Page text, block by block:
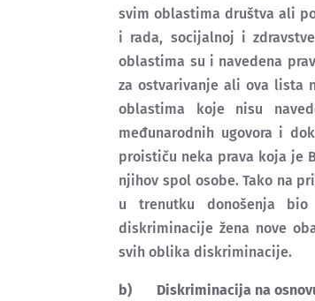
svim oblastima društva ali
i rada, socijalnoj i
oblastima su i navedena
za ostvarivanje ali ova lista
oblastima koje nisu
međunarodnih ugovora i
proističu neka prava koja je
njihov spol osobe. Tako na
u trenutku donošenja
diskriminacije žena nove
svih oblika diskriminacije.
b) Diskriminacija na